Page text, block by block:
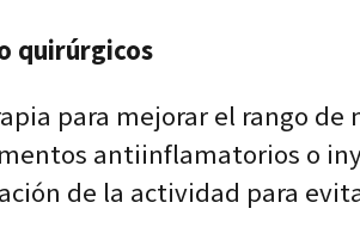
quirúrgicos
para mejorar el rango
antiinflamatorios o
de la actividad para